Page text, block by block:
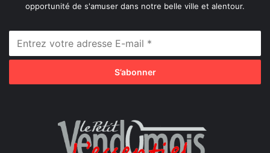
opportunité de s'amuser dans notre belle ville et alentour.